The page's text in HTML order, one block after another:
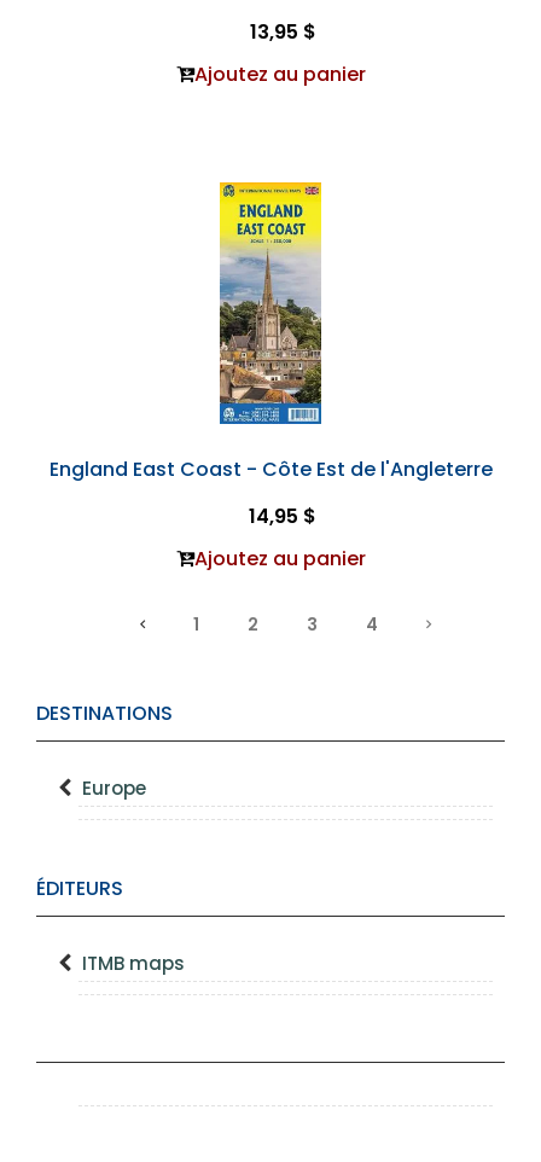
DESTINATIONS
Europe
ÉDITEURS
ITMB maps
13,95 $
Ajoutez au panier
England East Coast - Côte Est de l'Angleterre
14,95 $
Ajoutez au panier
1 2 3 4